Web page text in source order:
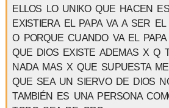
ELLOS LO UNIKO QUE HACEN
EXISTIERA EL PAPA VA A SER
O PORQUE CUANDO VA EL
QUE DIOS EXISTE ADEMAS X Q
NADA MAS X QUE SUPUESTA
QUE SEA UN SIERVO DE DIOS
TAMBIÉN ES UNA PERSONA